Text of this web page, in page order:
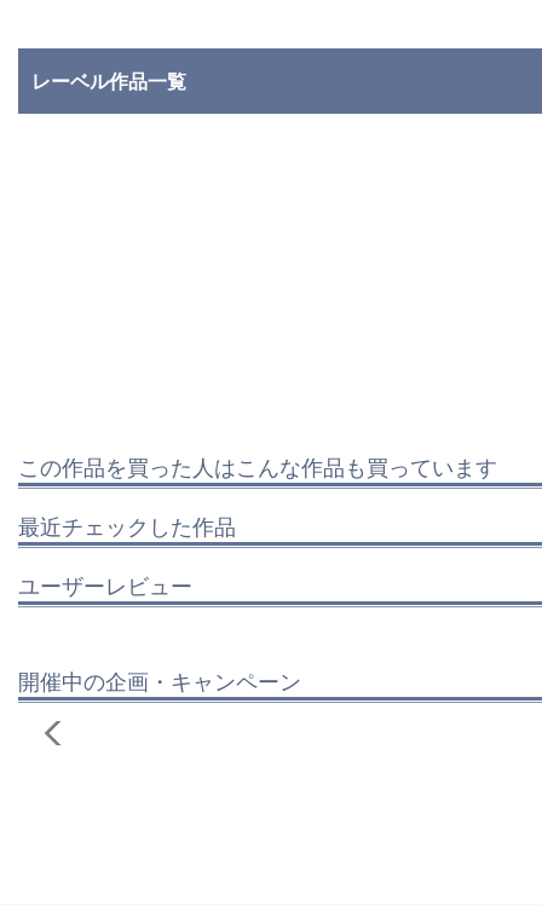
レーベル作品一覧
この作品を買った人はこんな作品も買っています
最近チェックした作品
ユーザーレビュー
開催中の企画・キャンペーン